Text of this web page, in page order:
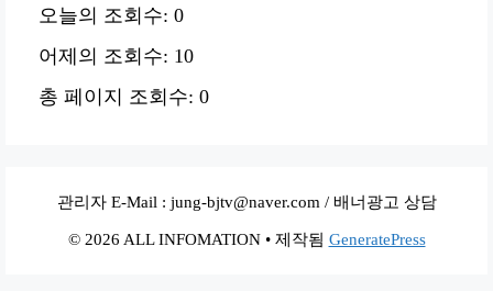
오늘의 조회수: 0
어제의 조회수: 10
총 페이지 조회수: 0
관리자 E-Mail : jung-bjtv@naver.com / 배너광고 상담
© 2026 ALL INFOMATION• 제작됨 GeneratePress